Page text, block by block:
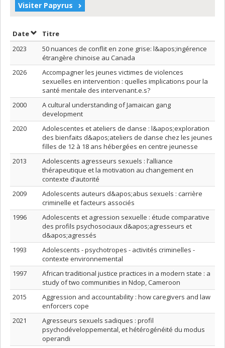
Visiter Papyrus
DateTrier par date en ordre croissant
Titre
2023
50 nuances de conflit en zone grise: l&apos;ingérence
étrangère chinoise au Canada
2026
Accompagner les jeunes victimes de violences
sexuelles en intervention : quelles implications pour la
santé mentale des intervenant.e.s?
2000
A cultural understanding of Jamaican gang
development
2020
Adolescentes et ateliers de danse : l&apos;exploration
des bienfaits d&apos;ateliers de danse chez les jeunes
filles de 12 à 18 ans hébergées en centre jeunesse
2013
Adolescents agresseurs sexuels : l’alliance
thérapeutique et la motivation au changement en
contexte d’autorité
2009
Adolescents auteurs d&apos;abus sexuels : carrière
criminelle et facteurs associés
1996
Adolescents et agression sexuelle : étude comparative
des profils psychosociaux d&apos;agresseurs et
d&apos;agressés
1993
Adolescents - psychotropes - activités criminelles -
contexte environnemental
1997
African traditional justice practices in a modern state : a
study of two communities in Ndop, Cameroon
2015
Aggression and accountability : how caregivers and law
enforcers cope
2021
Agresseurs sexuels sadiques : profil
psychodéveloppemental, et hétérogénéité du modus
operandi